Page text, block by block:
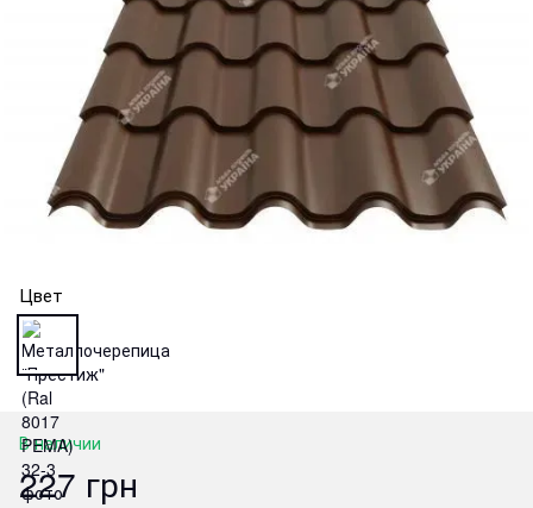
Цвет
В наличии
227 грн